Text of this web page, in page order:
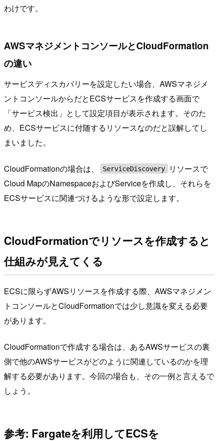
わけです。
AWSマネジメントコンソールとCloudFormation
の違い
サービスディスカバリーを設定したい場合、AWSマネジメ
ントコンソールからだとECSサービスを作成する画面で
「サービス検出」として設定項目が表示されます。そのた
め、ECSサービスに付随するリソースなのだと誤解してし
まいました。
CloudFormationの場合は、 ServiceDiscovery
リソースで
Cloud MapのNamespaceおよびServiceを作成し、それらを
ECSサービスに関連づけるような形で設定します。
CloudFormationでリソースを作成すると
仕組みが見えてくる
ECSに限らずAWSリソースを作成する際、AWSマネジメン
トコンソールとCloudFormationでは少し意識を変える必要
があります。
CloudFormationで作成する場合は、あるAWSサービスの裏
側で他のAWSサービスがどのように関連しているのかを理
解する必要があります。今回の場合も、その一例と言えるで
しょう。
参考: Fargateを利用してECSを